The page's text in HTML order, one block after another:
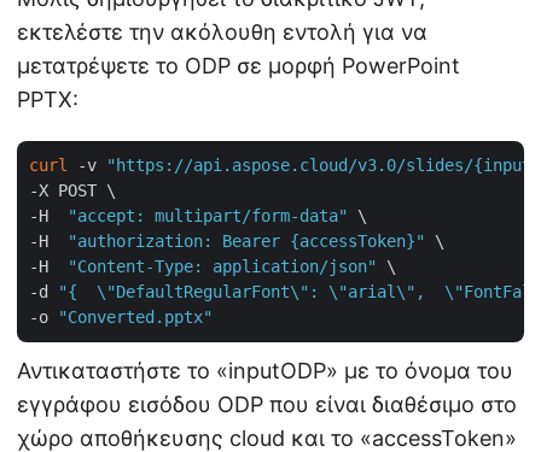
εκτελέστε την ακόλουθη εντολή για να
μετατρέψετε το ODP σε μορφή PowerPoint
PPTX:
curl -v
"https://api.aspose.cloud/v3.0/slides/
-X POST \
-H
"accept: multipart/form-data"
\
-H
"authorization: Bearer {accessToken}"
\
-H
"Content-Type: application/json"
\
-d
"{  \"DefaultRegularFont\": \"arial\",
-o
"Converted.pptx"
Αντικαταστήστε το «inputODP» με το όνομα του
εγγράφου εισόδου ODP που είναι διαθέσιμο στο
χώρο αποθήκευσης cloud και το «accessToken»